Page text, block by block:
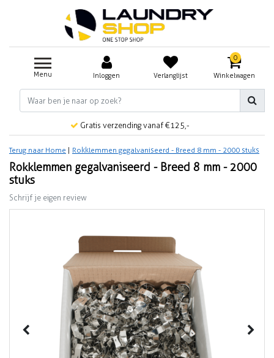
Menu Inloggen Verlanglijst
0
Winkelwagen
Gratis verzending vanaf €125,-
Terug naar Home Rokklemmen gegalvaniseerd - Breed 8 mm - 2000 stuks
Rokklemmen gegalvaniseerd - Breed 8 mm - 2000
stuks
Schrijf je eigen review